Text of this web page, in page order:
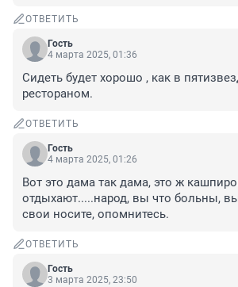
ОТВЕТИТЬ
Гость
4 марта 2025, 01:36
Сидеть будет хорошо , как в
рестораном.
ОТВЕТИТЬ
Гость
4 марта 2025, 01:26
Вот это дама так дама, это ж
отдыхают.....народ, вы что больны,
свои носите, опомнитесь.
ОТВЕТИТЬ
Гость
3 марта 2025, 23:50